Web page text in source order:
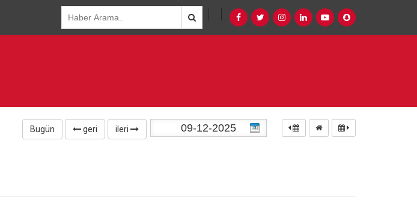
Bugün geri ileri